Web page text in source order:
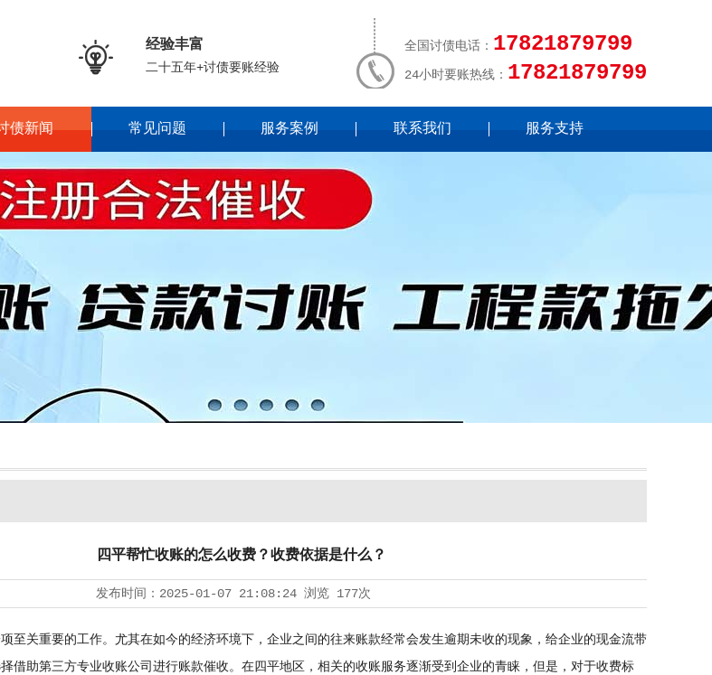
 经验丰富
二十五年+讨债要账经验
全国讨债电话： 17821879799
24小时要账热线： 17821879799
债新闻 常见问题 服务案例 联系我们 服务支持
四平帮忙收账的怎么收费？收费依据是什么？
发布时间： 2025-01-07 21:08:24 浏览 177次
关重要的工作。尤其在如今的经济环境下，企业之间的往来账款经常会发生逾期未收的现象，给企业的现金流带
借助第三方专业收账公司进行账款催收。在四平地区，相关的收账服务逐渐受到企业的青睐，但是，对于收费标